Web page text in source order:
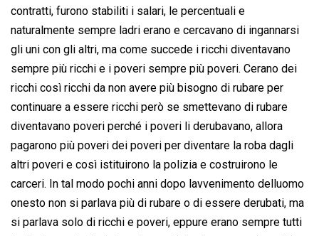
contratti, furono stabiliti i salari, le percentuali e
naturalmente sempre ladri erano e cercavano di ingannarsi
gli uni con gli altri, ma come succede i ricchi diventavano
sempre più ricchi e i poveri sempre più poveri. Cerano dei
ricchi così ricchi da non avere più bisogno di rubare per
continuare a essere ricchi però se smettevano di rubare
diventavano poveri perché i poveri li derubavano, allora
pagarono più poveri dei poveri per diventare la roba dagli
altri poveri e così istituirono la polizia e costruirono le
carceri. In tal modo pochi anni dopo lavvenimento delluomo
onesto non si parlava più di rubare o di essere derubati, ma
si parlava solo di ricchi e poveri, eppure erano sempre tutti